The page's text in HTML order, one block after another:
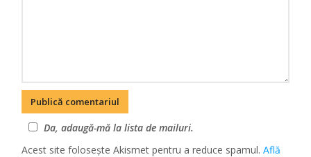
Da, adaugă-mă la lista de mailuri.
Acest site folosește Akismet pentru a reduce spamul.Află